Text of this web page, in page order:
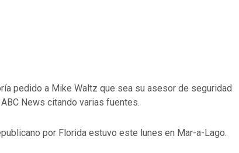
pedido a Mike Waltz que sea su asesor de seguridad
News citando varias fuentes.
por Florida estuvo este lunes en Mar-a-Lago.